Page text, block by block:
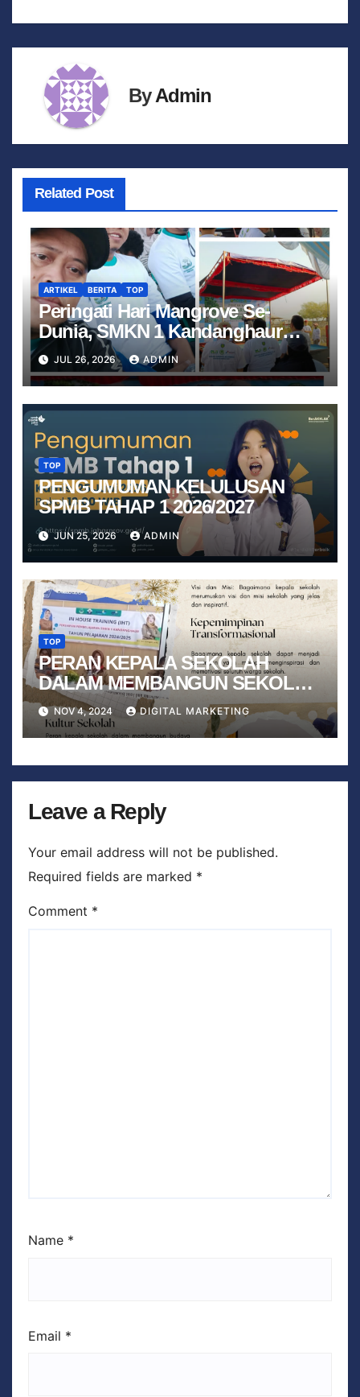
ByAdmin
Related Post
ARTIKEL BERITA TOP
Peringati Hari Mangrove Se-
Dunia, SMKN 1 Kandanghaur
Hadiri Aksi Penanaman Mangrove
di Pantai Kalimenir Bersama
Polsek dan Koramil
JUL 26, 2026 ADMIN
TOP
PENGUMUMAN KELULUSAN
SPMB TAHAP 1 2026/2027
JUN 25, 2026 ADMIN
TOP
PERAN KEPALA SEKOLAH
DALAM MEMBANGUN SEKOLAH
YANG BERKUALITAS
NOV 4, 2024 DIGITAL MARKETING
Leave a Reply
Your email address will not be published.
Required fields are marked *
Comment *
Name *
Email *